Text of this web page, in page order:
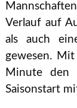
Verlauf auf
als auch
gewesen.
Minute den
Saisonstart